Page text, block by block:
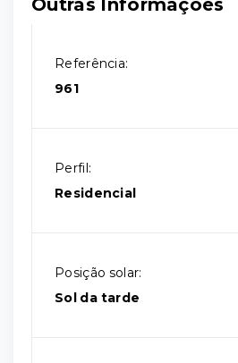
Outras Informações
Referência:
961
Perfil:
Residencial
Posição solar:
Sol da tarde